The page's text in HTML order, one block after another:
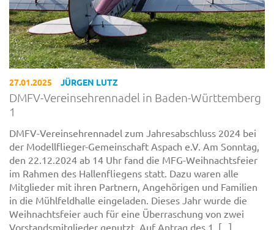
27.01.2025 JÜRGEN LUTZ
DMFV-Vereinsehrennadel in Baden-Württemberg
1
DMFV-Vereinsehrennadel zum Jahresabschluss 2024 bei
der Modellflieger-Gemeinschaft Aspach e.V. Am Sonntag,
den 22.12.2024 ab 14 Uhr fand die MFG-Weihnachtsfeier
im Rahmen des Hallenfliegens statt. Dazu waren alle
Mitglieder mit ihren Partnern, Angehörigen und Familien
in die Mühlfeldhalle eingeladen. Dieses Jahr wurde die
Weihnachtsfeier auch für eine Überraschung von zwei
Vorstandsmitglieder genutzt. Auf Antrag des 1. [...]